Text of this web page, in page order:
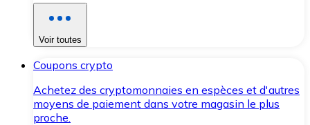
Voir toutes
Coupons crypto
Achetez des cryptomonnaies en espèces et d'autres
moyens de paiement dans votre magasin le plus
proche.